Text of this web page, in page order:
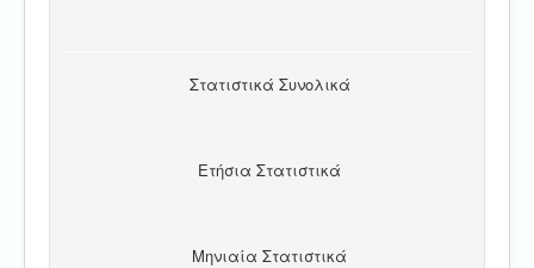
Στατιστικά Συνολικά
Ετήσια Στατιστικά
Μηνιαία Στατιστικά